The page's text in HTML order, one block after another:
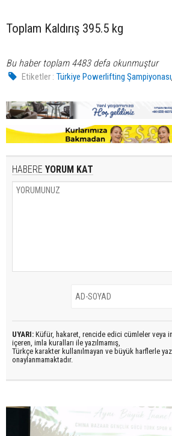
Toplam Kaldırış 395.5 kg
Bu haber toplam 4483 defa okunmuştur
Etiketler : Türkiye Powerlifting Şampiyonası
HABERE YORUM KAT
UYARI: Küfür, hakaret, rencide edici cümleler veya
içeren, imla kuralları ile yazılmamış,
Türkçe karakter kullanılmayan ve büyük harflerle
onaylanmamaktadır.